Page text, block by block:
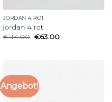
JORDAN 4 ROT
jordan 4 rot
€114.00 €63.00
Angebot!